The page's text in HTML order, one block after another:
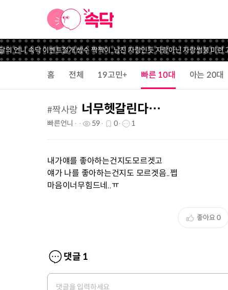
언니 속닥 이벤트절개 쌍수 짝짝이..남친 자랑인듯 자랑아닌 자랑썸붕 미련
홈 전체 19고민+ 빠른 10대 아는 20대
#짝사랑 너무헷갈린다…
빠른언니 59 0 1
내가얘를 좋아하는건지도모르겟고
얘가 나를 좋아하는건지도 모르겟음..쩝
마음이너무힘드네..ㅠ
좋아요0
댓글 1